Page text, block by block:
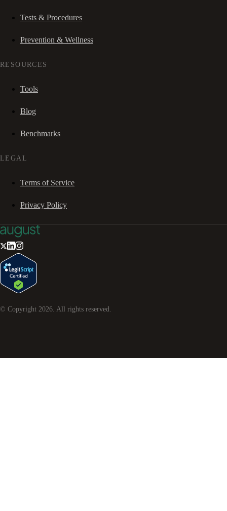
Tests & Procedures
Prevention & Wellness
RESOURCES
Tools
Blog
Benchmarks
LEGAL
Terms of Service
Privacy Policy
© Copyright 2026 . All rights reserved.